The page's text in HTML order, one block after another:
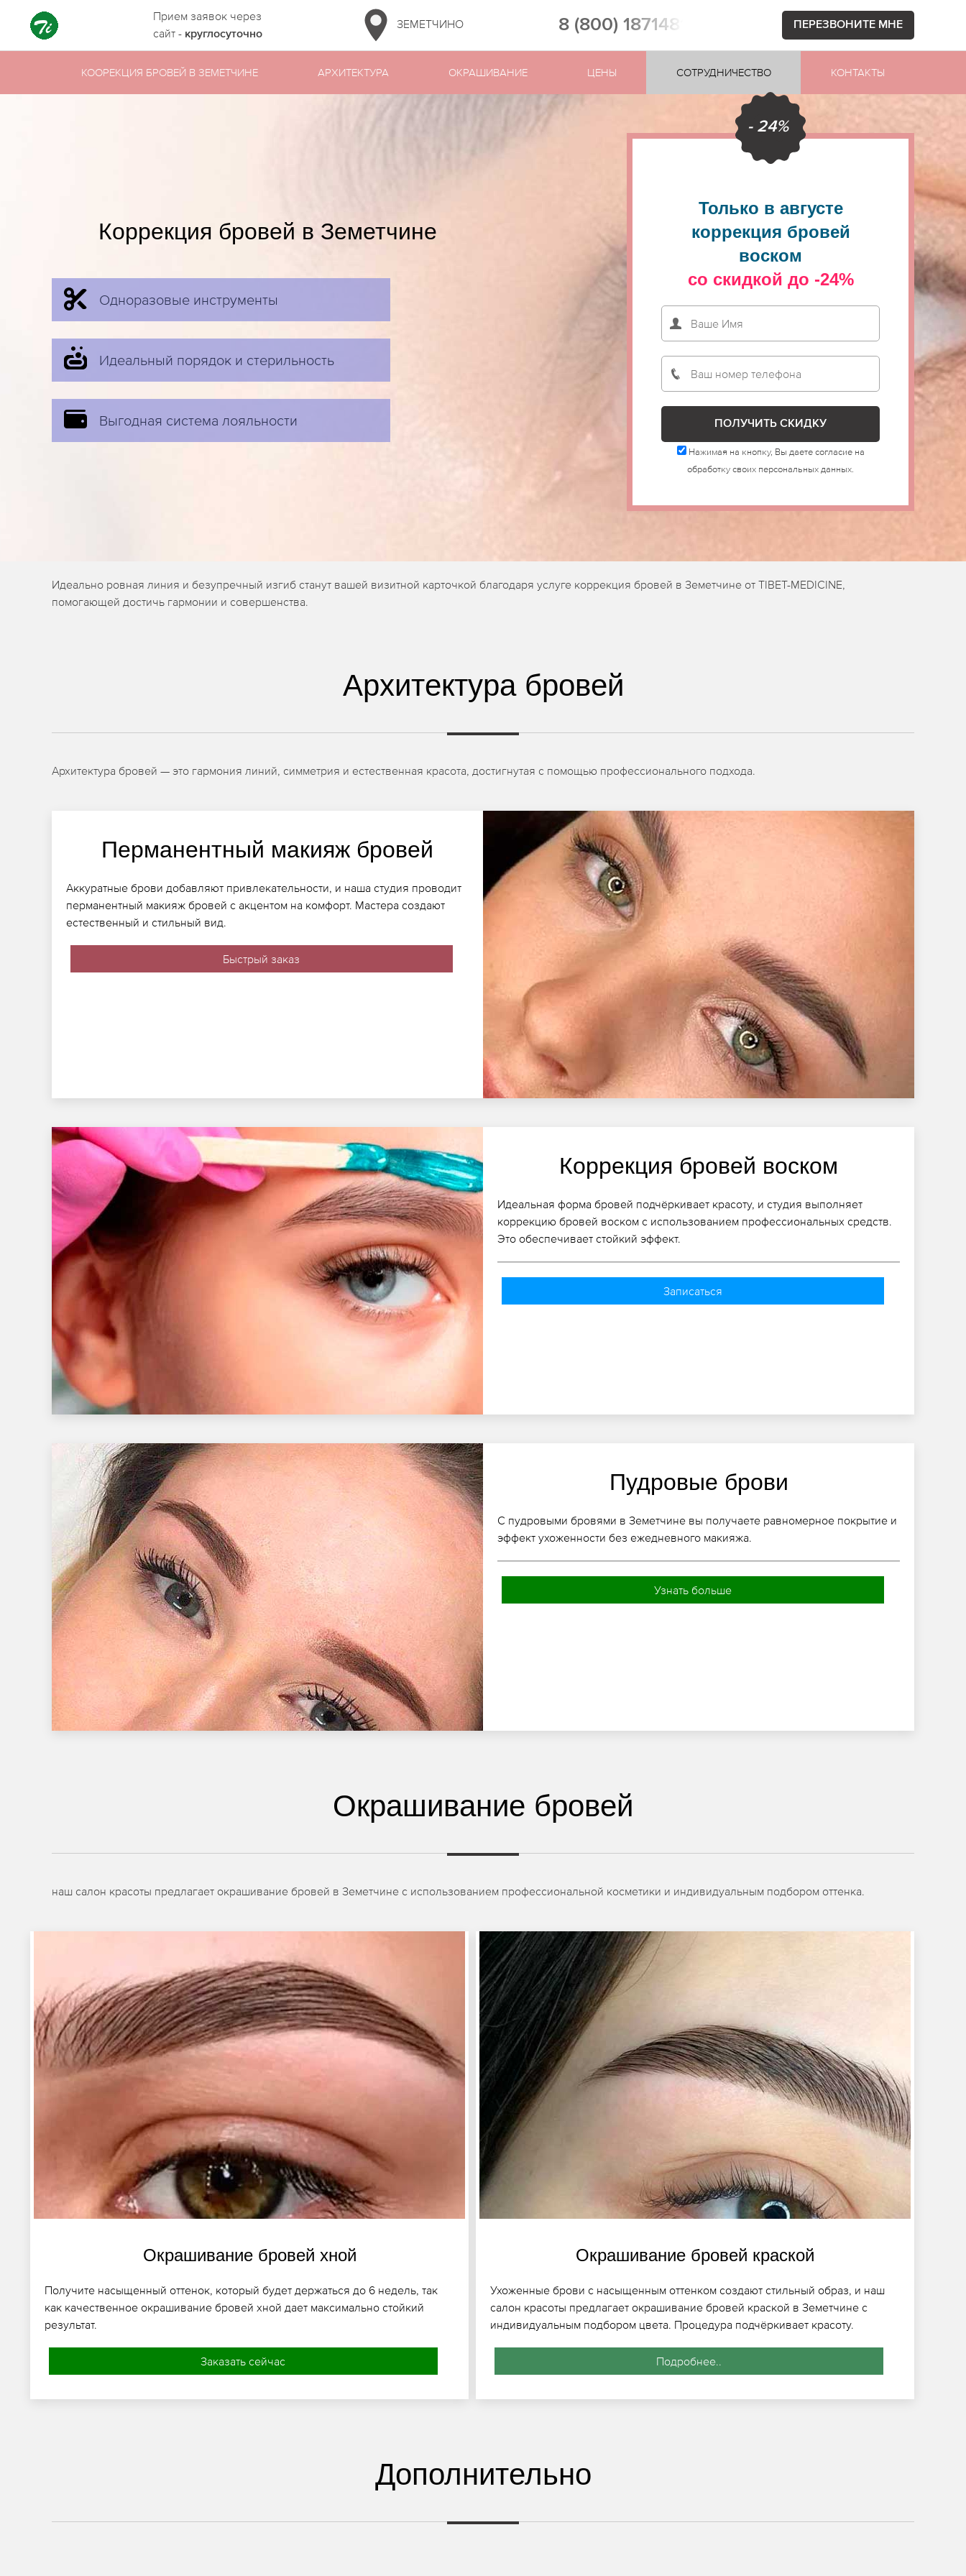
Прием заявок через
сайт - круглосуточно
ЗЕМЕТЧИНО 8 (800) 1871481 ПЕРЕЗВОНИТЕ МНЕ
КООРЕКЦИЯ БРОВЕЙ В ЗЕМЕТЧИНЕ АРХИТЕКТУРА ОКРАШИВАНИЕ ЦЕНЫ СОТРУДНИЧЕСТВО КОНТАКТЫ
Коррекция бровей в Земетчине
Одноразовые инструменты
Идеальный порядок и стерильность
Выгодная система лояльности
- 24%
Только в августе
коррекция бровей
воском
со скидкой до -24%
Нажимая на кнопку, Вы даете согласие на
обработку своих персональных данных.
Идеально ровная линия и безупречный изгиб станут вашей визитной карточкой благодаря услуге коррекция бровей в Земетчине от TIBET-MEDICINE,
помогающей достичь гармонии и совершенства.
Архитектура бровей
Архитектура бровей — это гармония линий, симметрия и естественная красота, достигнутая с помощью профессионального подхода.
Перманентный макияж бровей
Аккуратные брови добавляют привлекательности, и наша студия проводит
перманентный макияж бровей с акцентом на комфорт. Мастера создают
естественный и стильный вид.
Быстрый заказ
Коррекция бровей воском
Идеальная форма бровей подчёркивает красоту, и студия выполняет
коррекцию бровей воском с использованием профессиональных средств.
Это обеспечивает стойкий эффект.
Записаться
Пудровые брови
С пудровыми бровями в Земетчине вы получаете равномерное покрытие и
эффект ухоженности без ежедневного макияжа.
Узнать больше
Окрашивание бровей
наш салон красоты предлагает окрашивание бровей в Земетчине с использованием профессиональной косметики и индивидуальным подбором оттенка.
Окрашивание бровей хной
Получите насыщенный оттенок, который будет держаться до 6 недель, так
как качественное окрашивание бровей хной дает максимально стойкий
результат.
Заказать сейчас
Окрашивание бровей краской
Ухоженные брови с насыщенным оттенком создают стильный образ, и наш
салон красоты предлагает окрашивание бровей краской в Земетчине с
индивидуальным подбором цвета. Процедура подчёркивает красоту.
Подробнее..
Дополнительно